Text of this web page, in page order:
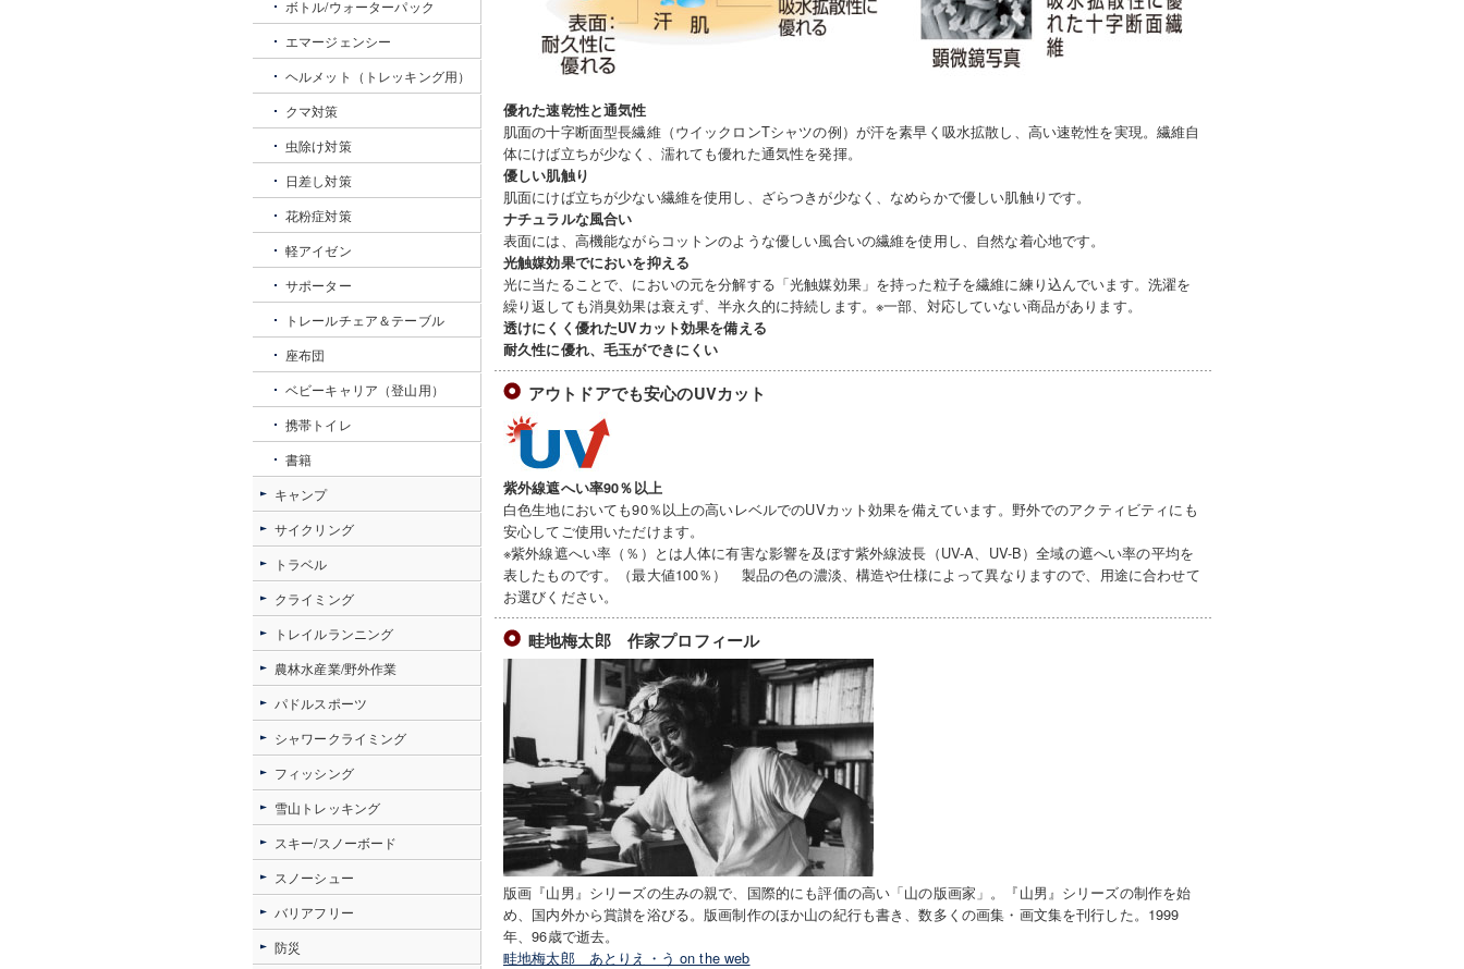
優れた速乾性と通気性
肌面の十字断面型長繊維（ウイックロンTシャツの例）が汗を素早く吸水拡散し、高い速乾性を実現。繊維自
体にけば立ちが少なく、濡れても優れた通気性を発揮。
優しい肌触り
肌面にけば立ちが少ない繊維を使用し、ざらつきが少なく、なめらかで優しい肌触りです。
ナチュラルな風合い
表面には、高機能ながらコットンのような優しい風合いの繊維を使用し、自然な着心地です。
光触媒効果でにおいを抑える
光に当たることで、においの元を分解する「光触媒効果」を持った粒子を繊維に練り込んでいます。洗濯を
繰り返しても消臭効果は衰えず、半永久的に持続します。※一部、対応していない商品があります。
透けにくく優れたUVカット効果を備える
耐久性に優れ、毛玉ができにくい
アウトドアでも安心のUVカット
紫外線遮へい率90％以上
白色生地においても90％以上の高いレベルでのUVカット効果を備えています。野外でのアクティビティにも
安心してご使用いただけます。
※紫外線遮へい率（％）とは人体に有害な影響を及ぼす紫外線波長（UV-A、UV-B）全域の遮へい率の平均を
表したものです。（最大値100％） 製品の色の濃淡、構造や仕様によって異なりますので、用途に合わせて
お選びください。
畦地梅太郎 作家プロフィール
版画『山男』シリーズの生みの親で、国際的にも評価の高い「山の版画家」。『山男』シリーズの制作を始
め、国内外から賞讃を浴びる。版画制作のほか山の紀行も書き、数多くの画集・画文集を刊行した。1999
年、96歳で逝去。
畦地梅太郎 あとりえ・う on the web
ボトル/ウォーターパック
エマージェンシー
ヘルメット（トレッキング用）
クマ対策
虫除け対策
日差し対策
花粉症対策
軽アイゼン
サポーター
トレールチェア＆テーブル
座布団
ベビーキャリア（登山用）
携帯トイレ
書籍
キャンプ
サイクリング
トラベル
クライミング
トレイルランニング
農林水産業/野外作業
パドルスポーツ
シャワークライミング
フィッシング
雪山トレッキング
スキー/スノーボード
スノーシュー
バリアフリー
防災